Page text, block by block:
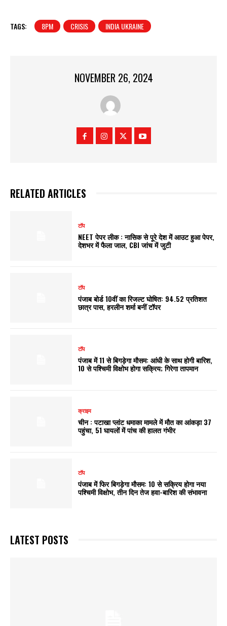
TAGS: 8PM CRISIS INDIA UKRAINE
NOVEMBER 26, 2024
RELATED ARTICLES
टॉप
NEET पेपर लीक : नासिक से पूरे देश में आउट हुआ पेपर,
देशभर में फैला जाल, CBI जांच में जुटी
टॉप
पंजाब बोर्ड 10वीं का रिजल्ट घोषित: 94.52 प्रतिशत
छात्र पास, हरलीन शर्मा बनीं टॉपर
टॉप
पंजाब में 11 से बिगड़ेगा मौसम: आंधी के साथ होगी बारिश,
10 से पश्चिमी विक्षोभ होगा सक्रिय; गिरेगा तापमान
क्राइम
चीन : पटाखा प्लांट धमाका मामले में मौत का आंकड़ा 37
पहुंचा, 51 घायलों में पांच की हालत गंभीर
टॉप
पंजाब में फिर बिगड़ेगा मौसम: 10 से सक्रिय होगा नया
पश्चिमी विक्षोभ, तीन दिन तेज हवा-बारिश की संभावना
LATEST POSTS